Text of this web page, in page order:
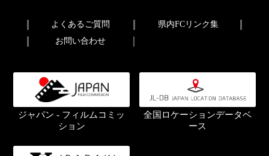
よくあるご質問
県内FCリンク集
お問い合わせ
ジャパン - フィルムコミッ
ション
全国ロケーションデータベ
ース